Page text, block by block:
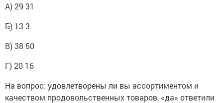
А) 29 31
Б) 13 3
В) 38 50
Г) 20 16
На вопрос: удовлетворены ли вы ассортиментом и
качеством продовольственных товаров, «да» ответили